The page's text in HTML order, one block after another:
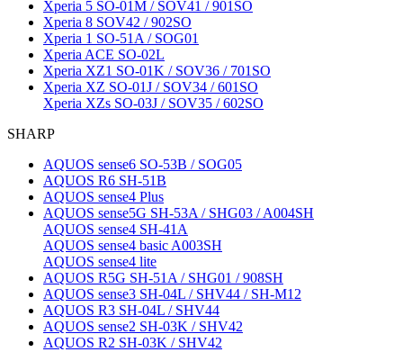
Xperia 5 SO-01M / SOV41 / 901SO
Xperia 8 SOV42 / 902SO
Xperia 1 SO-51A / SOG01
Xperia ACE SO-02L
Xperia XZ1 SO-01K / SOV36 / 701SO
Xperia XZ SO-01J / SOV34 / 601SO
Xperia XZs SO-03J / SOV35 / 602SO
SHARP
AQUOS sense6 SO-53B / SOG05
AQUOS R6 SH-51B
AQUOS sense4 Plus
AQUOS sense5G SH-53A / SHG03 / A004SH
AQUOS sense4 SH-41A
AQUOS sense4 basic A003SH
AQUOS sense4 lite
AQUOS R5G SH-51A / SHG01 / 908SH
AQUOS sense3 SH-04L / SHV44 / SH-M12
AQUOS R3 SH-04L / SHV44
AQUOS sense2 SH-03K / SHV42
AQUOS R2 SH-03K / SHV42